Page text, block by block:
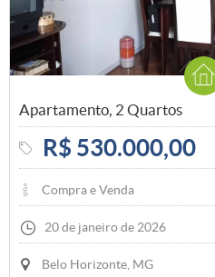
Apartamento, 2 Quartos
R$ 530.000,00
Compra e Venda
20 de janeiro de 2026
Belo Horizonte, MG